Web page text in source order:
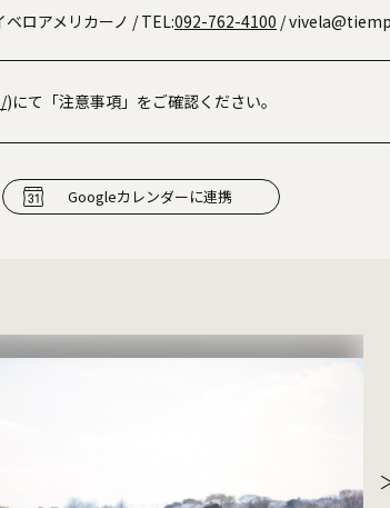
ロアメリカーノ / TEL:092-762-4100 /
)にて「注意事項」をご確認ください。
Googleカレンダーに連携